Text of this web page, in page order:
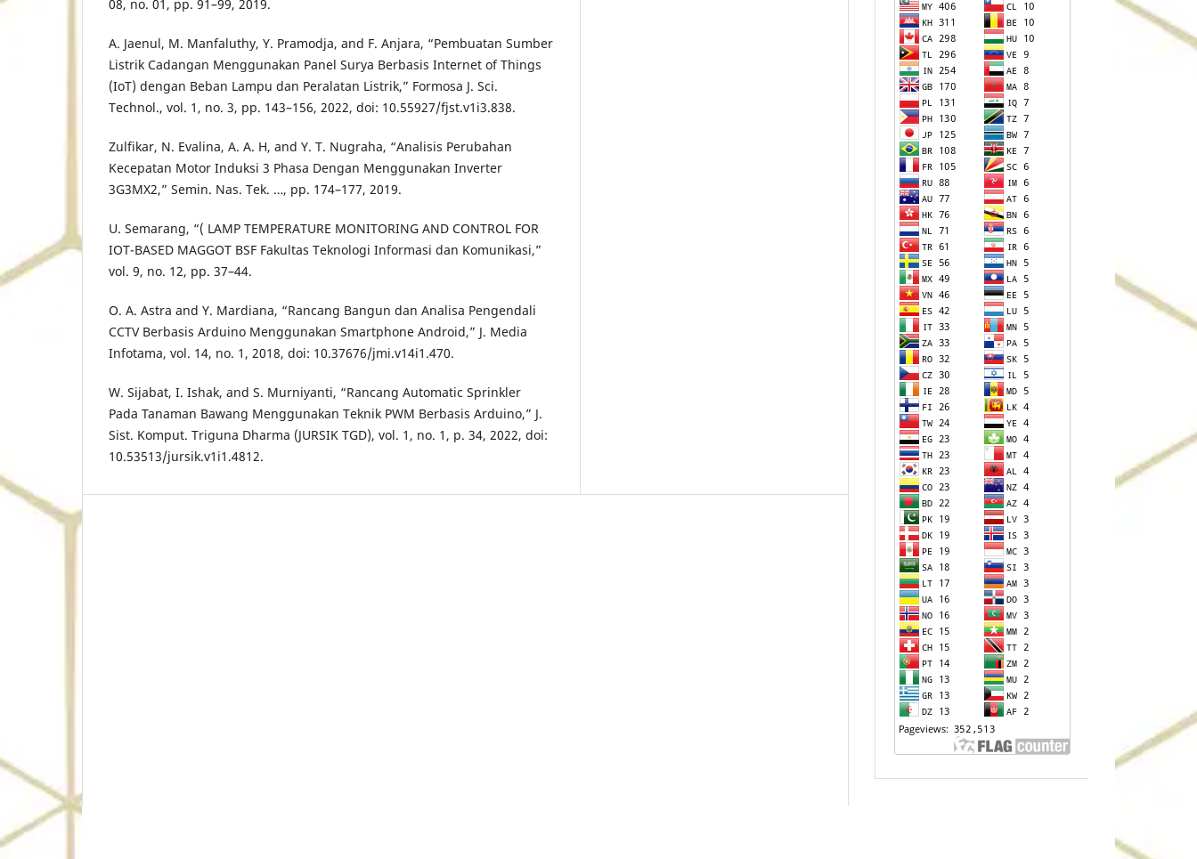
08, no. 01, pp. 91–99, 2019.
A. Jaenul, M. Manfaluthy, Y. Pramodja, and F. Anjara, “Pembuatan Sumber
Listrik Cadangan Menggunakan Panel Surya Berbasis Internet of Things
(IoT) dengan Beban Lampu dan Peralatan Listrik,” Formosa J. Sci.
Technol., vol. 1, no. 3, pp. 143–156, 2022, doi: 10.55927/fjst.v1i3.838.
Zulfikar, N. Evalina, A. A. H, and Y. T. Nugraha, “Analisis Perubahan
Kecepatan Motor Induksi 3 Phasa Dengan Menggunakan Inverter
3G3MX2,” Semin. Nas. Tek. …, pp. 174–177, 2019.
U. Semarang, “( LAMP TEMPERATURE MONITORING AND CONTROL FOR
IOT-BASED MAGGOT BSF Fakultas Teknologi Informasi dan Komunikasi,”
vol. 9, no. 12, pp. 37–44.
O. A. Astra and Y. Mardiana, “Rancang Bangun dan Analisa Pengendali
CCTV Berbasis Arduino Menggunakan Smartphone Android,” J. Media
Infotama, vol. 14, no. 1, 2018, doi: 10.37676/jmi.v14i1.470.
W. Sijabat, I. Ishak, and S. Murniyanti, “Rancang Automatic Sprinkler
Pada Tanaman Bawang Menggunakan Teknik PWM Berbasis Arduino,” J.
Sist. Komput. Triguna Dharma (JURSIK TGD), vol. 1, no. 1, p. 34, 2022, doi:
10.53513/jursik.v1i1.4812.